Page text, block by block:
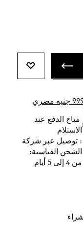
متاح الدفع عند
الاستلام
: توصيل عبر شركة
الشحن القياسية:
من 4 إلى 5 أيام